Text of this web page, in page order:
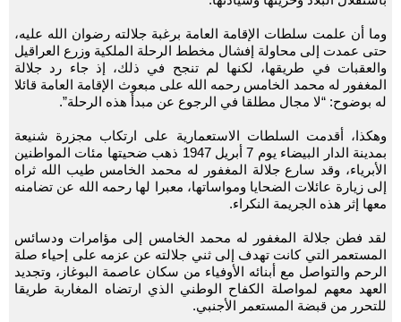
وما أن علمت سلطات الإقامة العامة برغبة جلالته رضوان الله عليه،
حتى عمدت إلى محاولة إفشال مخطط الرحلة الملكية وزرع العراقيل
والعقبات في طريقها، لكنها لم تنجح في ذلك، إذ جاء رد جلالة
المغفور له محمد الخامس رحمه الله على مبعوث الإقامة العامة قائلا
له بوضوح: “لا مجال مطلقا في الرجوع عن مبدأ هذه الرحلة”.
وهكذا، أقدمت السلطات الاستعمارية على ارتكاب مجزرة شنيعة
بمدينة الدار البيضاء يوم 7 أبريل 1947 ذهب ضحيتها مئات المواطنين
الأبرياء، وقد سارع جلالة المغفور له محمد الخامس طيب الله ثراه
إلى زيارة عائلات الضحايا ومواساتها، معبرا لها رحمه الله عن تضامنه
معها إثر هذه الجريمة النكراء.
لقد فطن جلالة المغفور له محمد الخامس إلى مؤامرات ودسائس
المستعمر التي كانت تهدف إلى ثني جلالته عن عزمه على إحياء صلة
الرحم والتواصل مع أبنائه الأوفياء من سكان عاصمة البوغاز، وتجديد
العهد معهم لمواصلة الكفاح الوطني الذي ارتضاه المغاربة طريقا
للتحرر من قبضة المستعمر الأجنبي.